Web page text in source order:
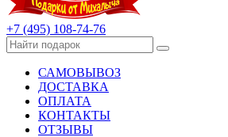
+7 (495) 108-74-76
САМОВЫВОЗ
ДОСТАВКА
ОПЛАТА
КОНТАКТЫ
ОТЗЫВЫ